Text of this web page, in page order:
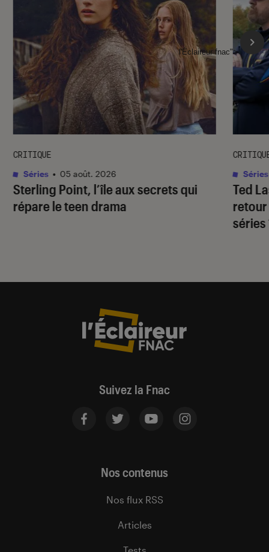
Sterling Point, l’île aux secrets qui
répare le teen drama
CRITIQUE
Séries • 05 août. 2026
Ted
retour
séries
Séries
l'Éclaireur fnac">
Suivez la Fnac
Nos contenus
Nos flux RSS
Articles